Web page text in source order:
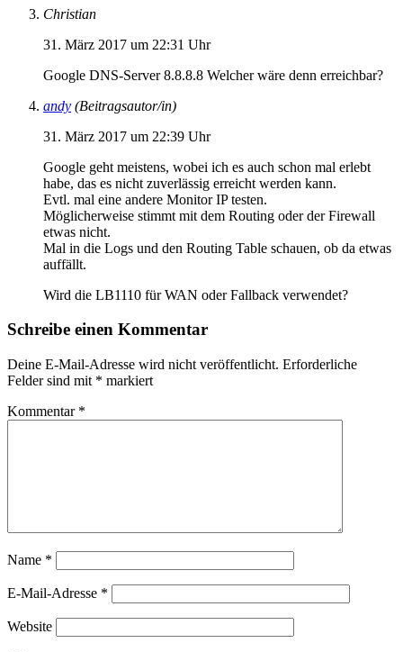
Christian
31. März 2017 um 22:31 Uhr
Google DNS-Server 8.8.8.8 Welcher wäre denn erreichbar?
andy (Beitragsautor/in)
31. März 2017 um 22:39 Uhr
Google geht meistens, wobei ich es auch schon mal erlebt
habe, das es nicht zuverlässig erreicht werden kann.
Evtl. mal eine andere Monitor IP testen.
Möglicherweise stimmt mit dem Routing oder der Firewall
etwas nicht.
Mal in die Logs und den Routing Table schauen, ob da etwas
auffällt.
Wird die LB1110 für WAN oder Fallback verwendet?
Schreibe einen Kommentar
Deine E-Mail-Adresse wird nicht veröffentlicht. Erforderliche
Felder sind mit * markiert
Kommentar *
Name *
E-Mail-Adresse *
Website